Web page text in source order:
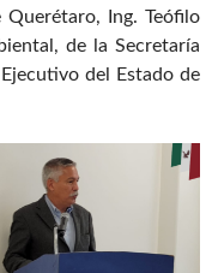
Ing. Teófilo
de la Secretaría
del Estado de